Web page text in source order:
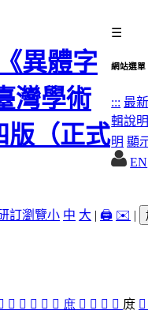
☰
網站選單
::: 最
輯說明
明 顯
EN
訂瀏覽小 中 大 | 🖨️ ✉️ |
𠪜 󱮴 󱰙 󱰗 󱰒 庶 𢉙 󱰖 󱯑 󱰘 庻 󱰠